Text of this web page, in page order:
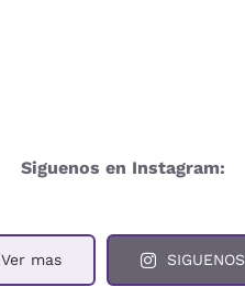
Siguenos en Instagram:
Ver mas SIGUENOS